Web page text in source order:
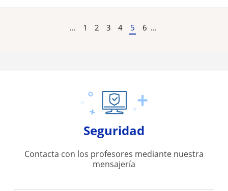
... 1 2 3 4 5 6 ...
Seguridad
Contacta con los profesores mediante nuestra
mensajería